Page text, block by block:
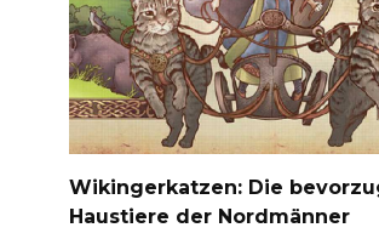
Wikingerkatzen: Die
Haustiere der Nordmänner